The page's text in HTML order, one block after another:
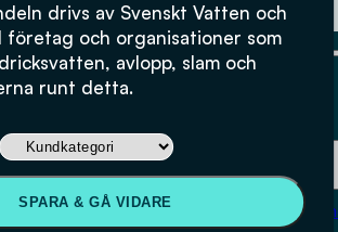
drivs av Svenskt Vatten och
företag och organisationer som
avlopp, slam och
runt detta.
SPARA & GÅ VIDARE
Fysiskt lager
Beställning och kontakt
Om
igenom produkter i butiken.